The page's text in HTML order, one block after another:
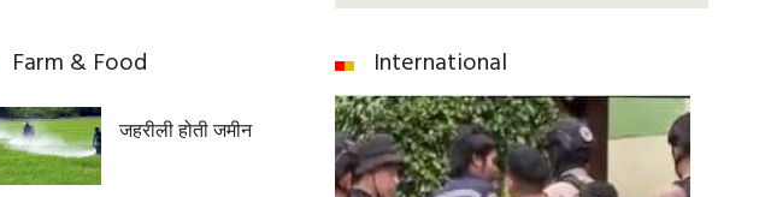
Farm & Food
जहरीली होती जमीन
International